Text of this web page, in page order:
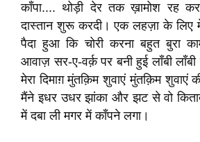
काँपा.... थोड़ी देर तक ख़ामोश रह
दास्तान शुरू करदी। एक लहज़ा के लिए
पैदा हुआ कि चोरी करना बहुत बुरा
आवाज़ सर-ए-वर्क़ पर बनी हुई लाँबी
मेरा दिमाग़ मुंतक़िम शुवाएं मुंतक़िम शुवाएं
मैंने इधर उधर झांका और झट से वो
में दबा ली मगर में काँपने लगा।